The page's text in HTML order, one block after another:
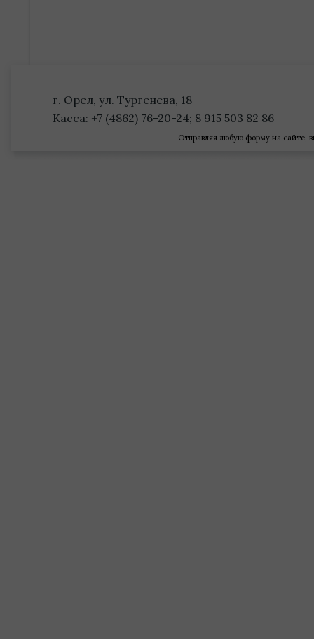
г. Орел, ул. Тургенева, 18
Касса: +7 (4862) 76-20-24; 8 915 503 82 86
Отправляя любую форму на сайте,